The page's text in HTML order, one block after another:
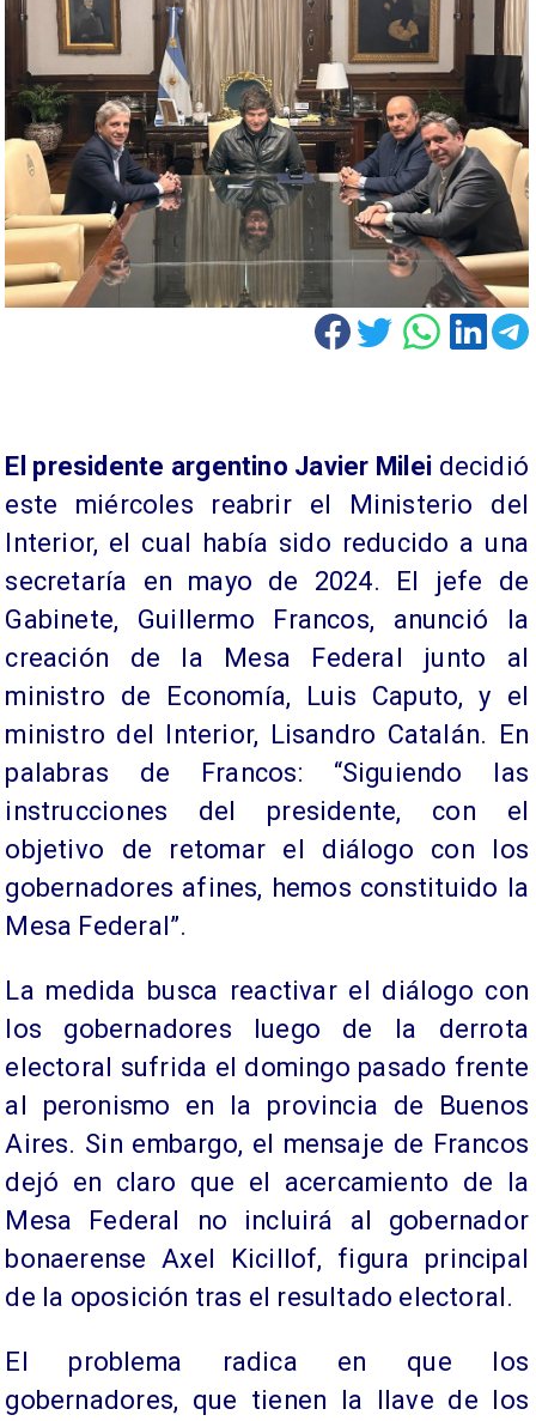
El presidente argentino Javier Milei decidió
este miércoles reabrir el Ministerio del
Interior, el cual había sido reducido a una
secretaría en mayo de 2024. El jefe de
Gabinete, Guillermo Francos, anunció la
creación de la Mesa Federal junto al
ministro de Economía, Luis Caputo, y el
ministro del Interior, Lisandro Catalán. En
palabras de Francos: “Siguiendo las
instrucciones del presidente, con el
objetivo de retomar el diálogo con los
gobernadores afines, hemos constituido la
Mesa Federal”.
La medida busca reactivar el diálogo con
los gobernadores luego de la derrota
electoral sufrida el domingo pasado frente
al peronismo en la provincia de Buenos
Aires. Sin embargo, el mensaje de Francos
dejó en claro que el acercamiento de la
Mesa Federal no incluirá al gobernador
bonaerense Axel Kicillof, figura principal
de la oposición tras el resultado electoral.
El problema radica en que los
gobernadores, que tienen la llave de los